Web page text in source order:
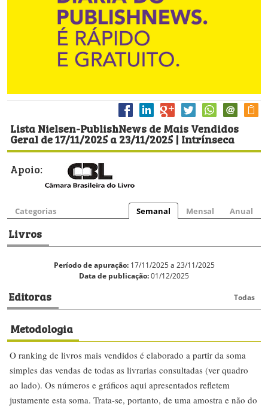
Lista Nielsen-PublishNews de Mais Vendidos
Geral de 17/11/2025 a 23/11/2025 | Intrínseca
Apoio:
Categorias Semanal Mensal Anual
Livros
Período de apuração:17/11/2025 a 23/11/2025
Data de publicação:01/12/2025
Editoras Todas
Metodologia
O ranking de livros mais vendidos é elaborado a partir da soma
simples das vendas de todas as livrarias consultadas (ver quadro
ao lado). Os números e gráficos aqui apresentados refletem
justamente esta soma. Trata-se, portanto, de uma amostra e não do